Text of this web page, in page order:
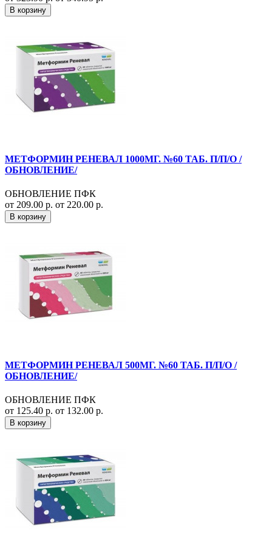
В корзину
МЕТФОРМИН РЕНЕВАЛ 1000МГ. №60 ТАБ. П/П/О /
ОБНОВЛЕНИЕ/
ОБНОВЛЕНИЕ ПФК
от 209.00 р. от 220.00 р.
В корзину
МЕТФОРМИН РЕНЕВАЛ 500МГ. №60 ТАБ. П/П/О /
ОБНОВЛЕНИЕ/
ОБНОВЛЕНИЕ ПФК
от 125.40 р. от 132.00 р.
В корзину